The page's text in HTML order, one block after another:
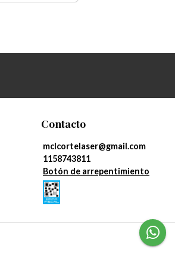
Contacto
mclcortelaser@gmail.com
1158743811
Botón de arrepentimiento